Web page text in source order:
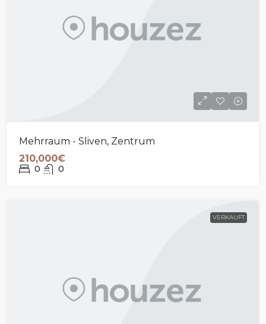
Mehrraum - Sliven, Zentrum
210,000€
0 0
VERKAUFT